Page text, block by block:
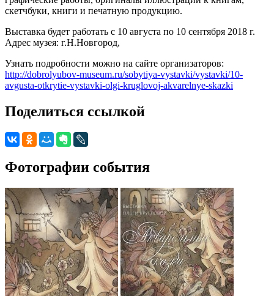
скетчбуки, книги и печатную продукцию.
Выставка будет работать с 10 августа по 10 сентября 2018 г.
Адрес музея: г.Н.Новгород,
Узнать подробности можно на сайте организаторов:
http://dobrolyubov-museum.ru/sobytiya-vystavki/vystavki/10-
avgusta-otkrytie-vystavki-olgi-kruglovoj-akvarelnye-skazki
Поделиться ссылкой
Фотографии события